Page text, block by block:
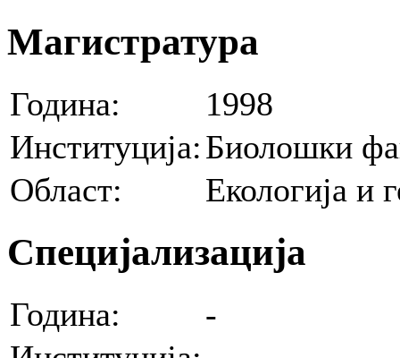
Магистратура
Година:
1998
Институција:Биолошки
Област:
Екологија и
Специјализација
Година:
-